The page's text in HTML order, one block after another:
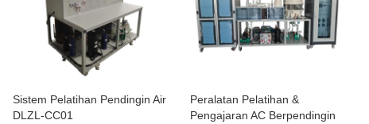
Sistem Pelatihan Pendingin Air
DLZL-CC01
Peralatan Pelatihan &
Pengajaran AC Berpendingin